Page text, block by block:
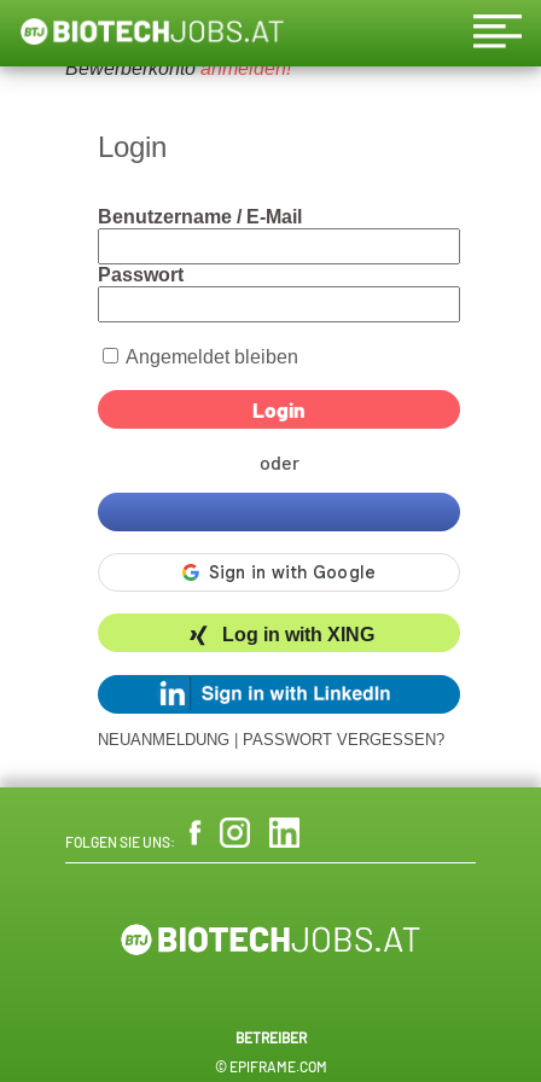
Um diese Funktion nutzen zu können, bitte ein
Bewerberkontoanmelden!
Login
Benutzername / E-Mail
Passwort
Angemeldet bleiben
oder
Log in with XING
NEUANMELDUNG PASSWORT VERGESSEN?
FOLGEN SIE UNS:
BETREIBER
© EPIFRAME.COM